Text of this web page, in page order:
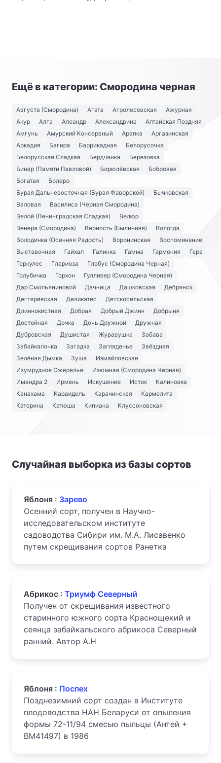
Ещё в категории: Смородина черная
Августа (Смородина) Агата Агролесовская
Ажурная
Акур
Алга Алеандр Александрина
Алтайская Поздняя
Амгунь
Амурский Консервный Арапка
Аргазинская
Аркадия
Багира Баррикадная
Белорусочка
Белорусская Сладкая
Бердчанка
Березовка
Бинар (Памяти Павловой)
Бирюлёвская
Бобровая
Богатая
Болеро
Бурая Дальневосточная (Бурая Фаворской)
Бычковская
Валовая
Василиса (Черная Смородина)
Велой (Ленинградская Сладкая)
Велюр
Венера (Смородина)
Верность (Былинная)
Вологда
Володинка (Осенняя Радость)
Воронинская
Воспоминание
Выставочная
Гайхал Галинка Гамма Гармония
Гера
Геркулес
Глариоза
Глобус (Смородина Черная)
Голубичка
Горхон
Гулливер (Смородина Черная)
Дар Смольяниновой
Дачница Дашковская
Дебрянск
Дегтярёвская
Деликатес
Детскосельская
Длиннокистная
Добрая Добрый Джинн
Добрыня
Достойная
Дочка Дочь Дружной
Дружная
Дубровская
Душистая Журавушка
Забава
Забайкалочка
Загадка Загляденье
Звёздная
Зелёная Дымка
Зуша
Измайловская
Изумрудное Ожерелье
Изюмная (Смородина Черная)
Имандра 2
Ирмень Искушение Исток
Калиновка
Канахама
Караидель Карачинская
Кармелита
Катерина
Катюша Кипиана Клуссоновская
Случайная выборка из базы сортов
Яблоня : Зарево
Осенний сорт, получен в Научно-
исследовательском институте
садоводства Сибири им. М.А. Лисавенко
путем скрещивания сортов Ранетка
Абрикос : Триумф Северный
Получен от скрещивания известного
старинного южного сорта Краснощекий и
сеянца забайкальского абрикоса Северный
ранний. Автор А.Н
Яблоня : Поспех
Позднезимний сорт создан в Институте
плодоводства НАН Беларуси от опыления
формы 72-11/94 смесью пыльцы (Антей +
ВМ41497) в 1986